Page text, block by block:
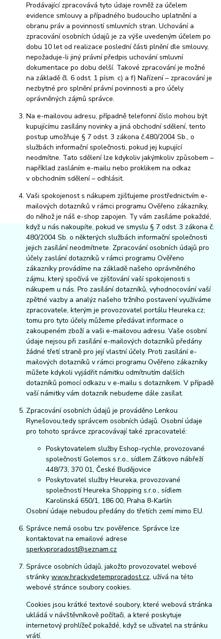
Prodávající zpracovává tyto údaje rovněž za účelem
evidence smlouvy a případného budoucího uplatnění a
obranu práv a povinností smluvních stran. Uchování a
zpracování osobních údajů je za výše uvedeným účelem po
dobu 10 let od realizace poslední části plnění dle smlouvy,
nepožaduje-li jiný právní předpis uchování smluvní
dokumentace po dobu delší. Takové zpracování je možné
na základě čl. 6 odst. 1 písm. c) a f) Nařízení – zpracování je
nezbytné pro splnění právní povinnosti a pro účely
oprávněných zájmů správce.
Na e-mailovou adresu, případně telefonní číslo mohou být
kupujícímu zasílány novinky a jiná obchodní sdělení, tento
postup umožňuje § 7 odst. 3 zákona č.480/2004 Sb., o
službách informační společnosti, pokud jej kupující
neodmítne. Tato sdělení lze kdykoliv jakýmkoliv způsobem –
například zasláním e-mailu nebo proklikem na odkaz
v obchodním sdělení – odhlásit.
Vaši spokojenost s nákupem zjišťujeme prostřednictvím e-
mailových dotazníků v rámci programu Ověřeno zákazníky,
do něhož je náš e-shop zapojen. Ty vám zasíláme pokaždé,
když u nás nakoupíte, pokud ve smyslu § 7 odst. 3 zákona č.
480/2004 Sb. o některých službách informační společnosti
jejich zasílání neodmítnete. Zpracování osobních údajů pro
účely zaslání dotazníků v rámci programu Ověřeno
zákazníky provádíme na základě našeho oprávněného
zájmu, který spočívá ve zjišťování vaší spokojenosti s
nákupem u nás. Pro zasílání dotazníků, vyhodnocování vaší
zpětné vazby a analýz našeho tržního postavení využíváme
zpracovatele, kterým je provozovatel portálu Heureka.cz;
tomu pro tyto účely můžeme předávat informace o
zakoupeném zboží a vaši e-mailovou adresu. Vaše osobní
údaje nejsou při zasílání e-mailových dotazníků předány
žádné třetí straně pro její vlastní účely. Proti zasílání e-
mailových dotazníků v rámci programu Ověřeno zákazníky
můžete kdykoli vyjádřit námitku odmítnutím dalších
dotazníků pomocí odkazu v e-mailu s dotazníkem. V případě
vaší námitky vám dotazník nebudeme dále zasílat.
Zpracování osobních údajů je prováděno Lenkou
Rynešovou,tedy správcem osobních údajů. Osobní údaje
pro tohoto správce zpracovávají také zpracovatelé:
Poskytovatelem služby Eshop-rychle, provozované
společností Golemos s.r.o., sídlem Zátkovo nábřeží
448/73, 370 01, České Budějovice
Poskytovatel služby Heureka, provozované
společností Heureka Shopping s.r.o., sídlem
Karolinská 650/1, 186 00, Praha 8-Karlín
Osobní údaje nebudou předány do třetích zemí mimo EU.
Správce nemá osobu tzv. pověřence. Správce lze
kontaktovat na emailové adrese
sperkyproradost@seznam.cz
Správce osobních údajů, jakožto provozovatel webové
stránkywww.hrackydetemproradost.cz, užívá na této
webové stránce soubory cookies.
Cookies jsou krátké textové soubory, které webová stránka
ukládá v návštěvníkově počítači, a které poskytuje
internetový prohlížeč pokaždé, když se uživatel na stránku
vrátí.